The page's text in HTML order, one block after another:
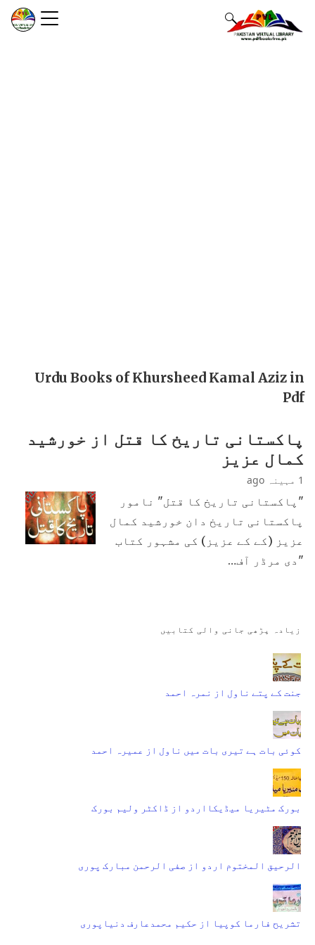
Urdu Books of Khursheed Kamal Aziz in
Pdf
پاکستانی تاریخ کا قتل از خورشید
کمال عزیز
1 مہینہ ago
"پاکستانی تاریخ کا قتل" نامور
پاکستانی تاریخ دان خورشید کمال
عزیز (کے کے عزیز) کی مشہور کتاب
"دی مرڈر آف…
زیادہ پڑھی جانی والی کتابیں
جنت کے پتے ناول از نمرہ احمد
کوئی بات ہے تیری بات میں ناول از عمیرہ احمد
بورک مٹیریا میڈیکااردو از ڈاکٹر ولیم بورک
الرحیق المختوم اردو از صفی الرحمن مبارک پوری
تشریح فارما کوپیا از حکیم محمدعارف دنیاپوری